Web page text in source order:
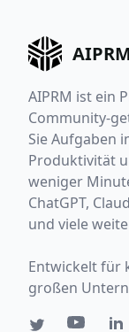
AIPRM
AIPRM ist ein
Community-
Sie Aufgaben
Produktivität
weniger
ChatGPT,
und viele
Entwickelt für
großen